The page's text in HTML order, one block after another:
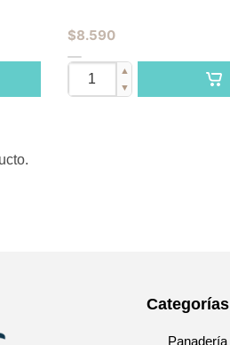
$8.590
▲
▼
Categorías
Panadería